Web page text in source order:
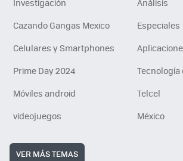
Investigación
Análisis
Cazando Gangas Mexico
Especiales
Celulares y Smartphones
Prime Day 2024
Tecnología
Móviles android
Telcel
videojuegos
México
VER MÁS TEMAS